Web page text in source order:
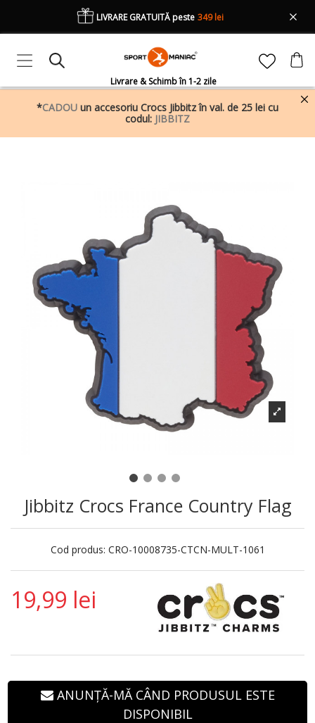
Livrare & Schimb în 1-2 zile
LIVRARE GRATUITĂ peste 349 lei
*CADOU un accesoriu Crocs Jibbitz în val. de 25 lei cu
codul: JIBBITZ
Jibbitz Crocs France Country Flag
Cod produs: CRO-10008735-CTCN-MULT-1061
19,99 lei
ANUNȚĂ-MĂ CÂND PRODUSUL ESTE
DISPONIBIL